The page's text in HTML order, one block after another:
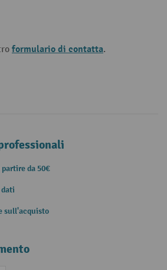
formulario di contatta.
da 50€
sull'acquisto